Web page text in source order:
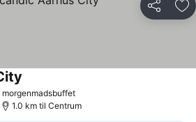
Del
1.0 km til Centrum